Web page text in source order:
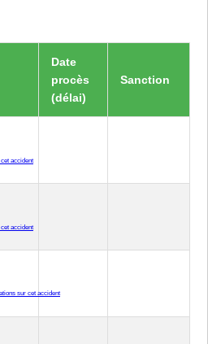
Date
procès
(délai)
Sanction